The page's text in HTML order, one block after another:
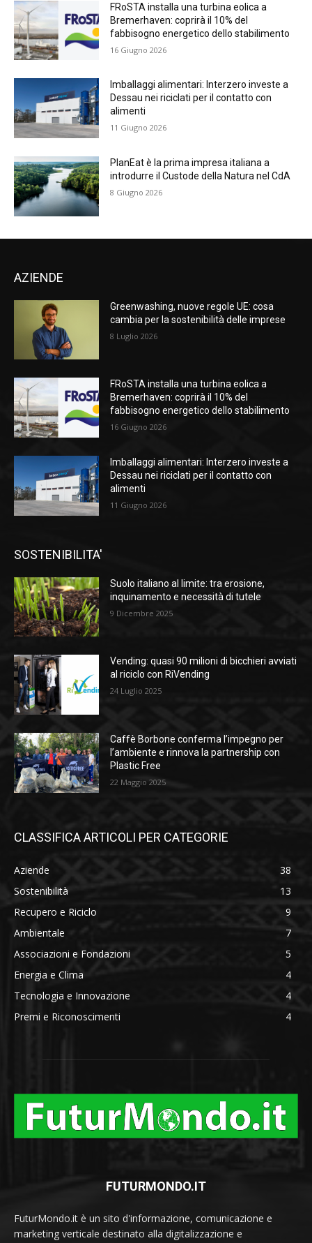
FRoSTA installa una turbina eolica a
Bremerhaven: coprirà il 10% del
fabbisogno energetico dello stabilimento
16 Giugno 2026
Imballaggi alimentari: Interzero investe a
Dessau nei riciclati per il contatto con
alimenti
11 Giugno 2026
PlanEat è la prima impresa italiana a
introdurre il Custode della Natura nel CdA
8 Giugno 2026
AZIENDE
Greenwashing, nuove regole UE: cosa
cambia per la sostenibilità delle imprese
8 Luglio 2026
FRoSTA installa una turbina eolica a
Bremerhaven: coprirà il 10% del
fabbisogno energetico dello stabilimento
16 Giugno 2026
Imballaggi alimentari: Interzero investe a
Dessau nei riciclati per il contatto con
alimenti
11 Giugno 2026
SOSTENIBILITA'
Suolo italiano al limite: tra erosione,
inquinamento e necessità di tutele
9 Dicembre 2025
Vending: quasi 90 milioni di bicchieri avviati
al riciclo con RiVending
24 Luglio 2025
Caffè Borbone conferma l’impegno per
l’ambiente e rinnova la partnership con
Plastic Free
22 Maggio 2025
CLASSIFICA ARTICOLI PER CATEGORIE
Aziende
38
Sostenibilità
13
Recupero e Riciclo
9
Ambientale
7
Associazioni e Fondazioni
5
Energia e Clima
4
Tecnologia e Innovazione
4
Premi e Riconoscimenti
4
FUTURMONDO.IT
FuturMondo.it è un sito d'informazione, comunicazione e
marketing verticale destinato alla digitalizzazione e